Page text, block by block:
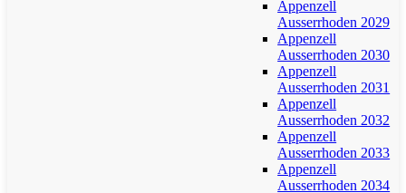
Appenzell
Ausserrhoden 2029
Appenzell
Ausserrhoden 2030
Appenzell
Ausserrhoden 2031
Appenzell
Ausserrhoden 2032
Appenzell
Ausserrhoden 2033
Appenzell
Ausserrhoden 2034